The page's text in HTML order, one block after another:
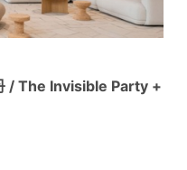
/ The Invisible Party +